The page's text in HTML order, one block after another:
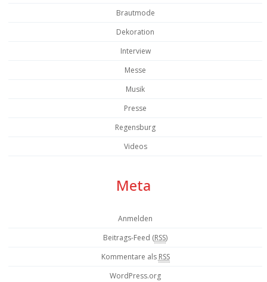
Brautmode
Dekoration
Interview
Messe
Musik
Presse
Regensburg
Videos
Meta
Anmelden
Beitrags-Feed (RSS)
Kommentare als RSS
WordPress.org